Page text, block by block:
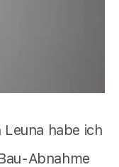
Leuna habe ich
Abnahme